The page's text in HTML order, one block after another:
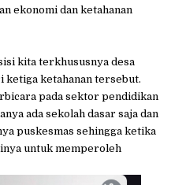
ekonomi dan ketahanan
kita terkhususnya desa
ketiga ketahanan tersebut.
pada sektor pendidikan
ada sekolah dasar saja dan
puskesmas sehingga ketika
untuk memperoleh